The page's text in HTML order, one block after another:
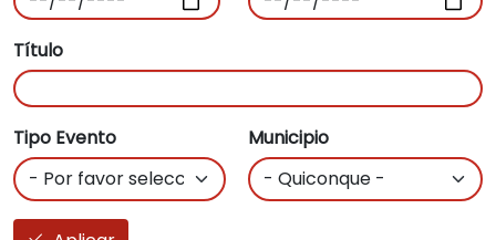
Título
Tipo Evento Municipio